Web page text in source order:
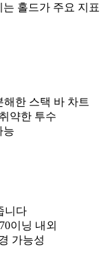
홀드가 주요 지표
해한 스택 바 차트
약한 투수
능
니다
이닝 내외
가능성